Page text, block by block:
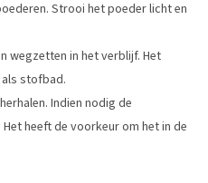
Strooi het poeder licht en
wegzetten in het verblijf. Het
stofbad.
Indien nodig de
heeft de voorkeur om het in de